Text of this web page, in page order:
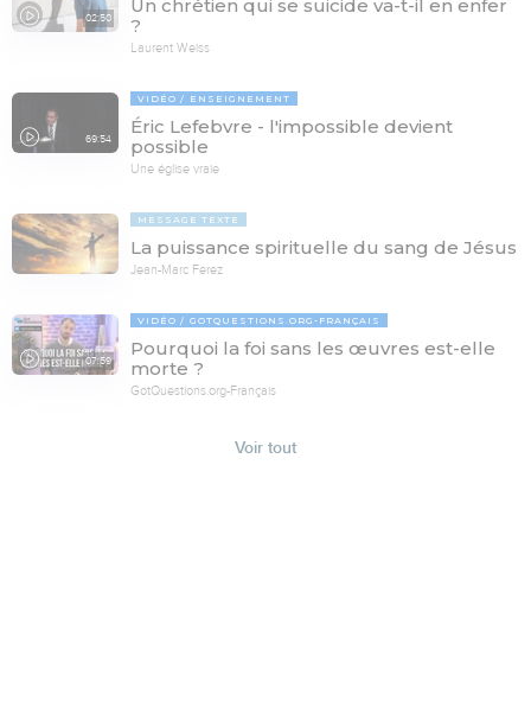
02:50
Un chrétien qui se suicide va-t-il en enfer
?
Laurent Weiss
69:54
VIDÉO ENSEIGNEMENT
Éric Lefebvre - l'impossible devient
possible
Une église vraie
MESSAGE TEXTE
La puissance spirituelle du sang de Jésus
Jean-Marc Ferez
07:59
VIDÉO GOTQUESTIONS.ORG-FRANÇAIS
Pourquoi la foi sans les œuvres est-elle
morte ?
GotQuestions.org-Français
Voir tout